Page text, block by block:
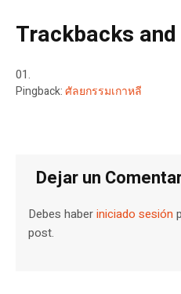
Trackbacks
Pingback:ศัลยกรรมเกาหลี
Dejar un
Debes haberiniciado sesión
post.